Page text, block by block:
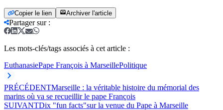
Copier le lien Archiver l'article
Partager sur:
Les mots-clés/tags associés à cet article :
EuthanasiePape François à MarseillePolitique
PRÉCÉDENTMarseille : la véritable histoire du mémorial des
marins où va se recueillir le pape François
SUIVANTDix "fun facts"sur la venue du Pape à Marseille